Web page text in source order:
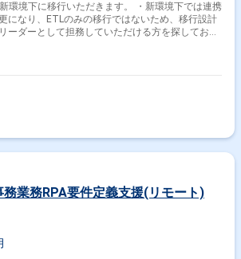
環境下に移行いただきます。 ・新環境下では連携
になり、ETLのみの移行ではないため、移行設計
ーダーとして担務していただける方を探しており
務業務RPA要件定義支援(リモート)